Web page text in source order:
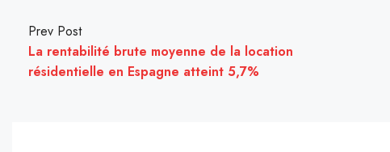
Prev Post
La rentabilité brute moyenne de la location
résidentielle en Espagne atteint 5,7%